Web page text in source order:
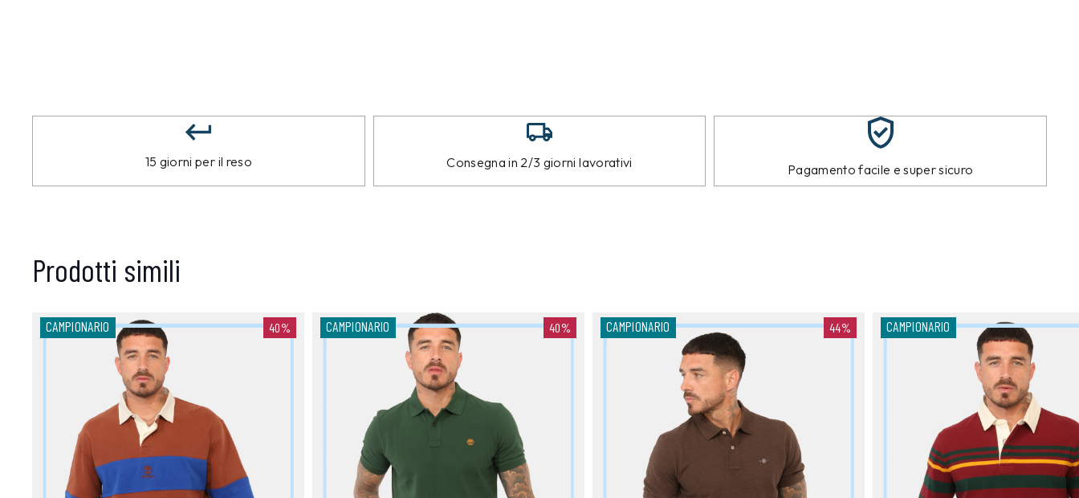
15 giorni per il reso Consegna in 2/3 giorni lavorativi Pagamento facile e super sicuro
Prodotti simili
CAMPIONARIO 40% CAMPIONARIO 40% CAMPIONARIO 44% CAMPIONARIO